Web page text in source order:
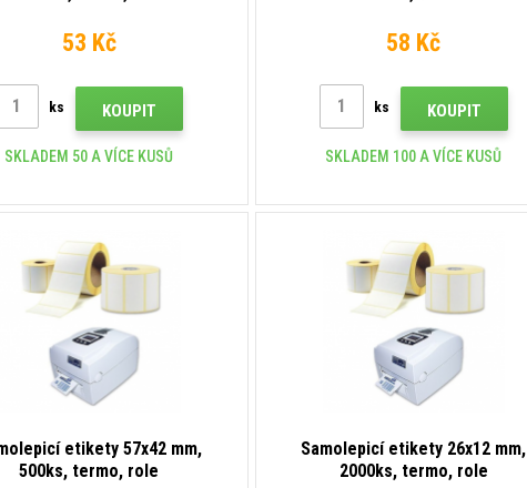
53 Kč
ks KOUPIT
SKLADEM 50 A VÍCE KUSŮ
58 Kč
ks KOUPIT
SKLADEM 100 A VÍCE KUSŮ
etikety 57x42 mm,
500ks, termo, role
Samolepicí etikety 26x12 mm,
2000ks, termo, role